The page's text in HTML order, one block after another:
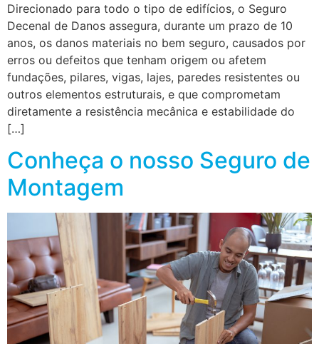
Direcionado para todo o tipo de edifícios, o Seguro
Decenal de Danos assegura, durante um prazo de 10
anos, os danos materiais no bem seguro, causados por
erros ou defeitos que tenham origem ou afetem
fundações, pilares, vigas, lajes, paredes resistentes ou
outros elementos estruturais, e que comprometam
diretamente a resistência mecânica e estabilidade do
[…]
Conheça o nosso Seguro de
Montagem